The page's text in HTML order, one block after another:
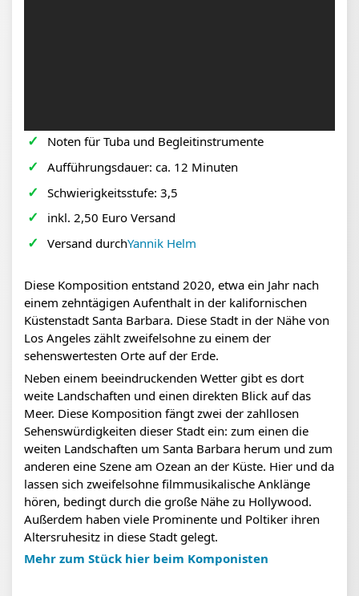
Noten für Tuba und Begleitinstrumente
Aufführungsdauer: ca. 12 Minuten
Schwierigkeitsstufe: 3,5
inkl. 2,50 Euro Versand
Versand durchYannik Helm
Produktbeschreibung
Diese Komposition entstand 2020, etwa ein Jahr nach
einem zehntägigen Aufenthalt in der kalifornischen
Küstenstadt Santa Barbara. Diese Stadt in der Nähe von
Los Angeles zählt zweifelsohne zu einem der
sehenswertesten Orte auf der Erde.
Neben einem beeindruckenden Wetter gibt es dort
weite Landschaften und einen direkten Blick auf das
Meer. Diese Komposition fängt zwei der zahllosen
Sehenswürdigkeiten dieser Stadt ein: zum einen die
weiten Landschaften um Santa Barbara herum und zum
anderen eine Szene am Ozean an der Küste. Hier und da
lassen sich zweifelsohne filmmusikalische Anklänge
hören, bedingt durch die große Nähe zu Hollywood.
Außerdem haben viele Prominente und Poltiker ihren
Altersruhesitz in diese Stadt gelegt.
Mehr zum Stück hier beim Komponisten